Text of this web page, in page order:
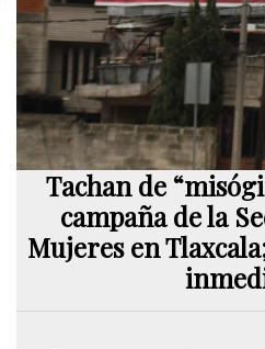
Tachan de
campaña de la
Mujeres en